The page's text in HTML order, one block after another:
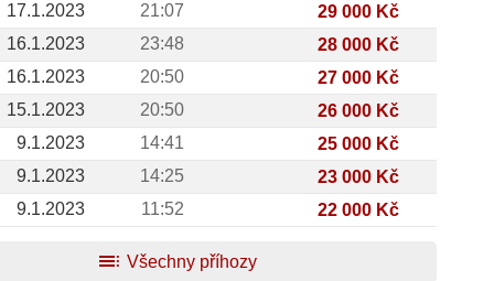
17.1.2023
21:07
29 000 Kč
16.1.2023
23:48
28 000 Kč
16.1.2023
20:50
27 000 Kč
15.1.2023
20:50
26 000 Kč
9.1.2023
14:41
25 000 Kč
9.1.2023
14:25
23 000 Kč
9.1.2023
11:52 22 000 Kč
toc Všechny příhozy